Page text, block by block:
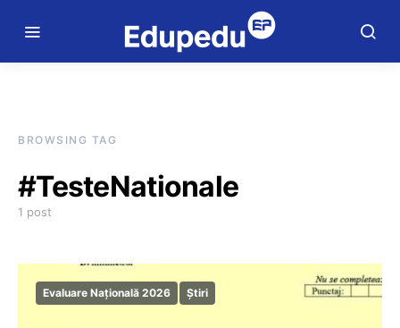
BROWSING TAG
#TesteNationale
1 post
Evaluare Națională 2026 Știri